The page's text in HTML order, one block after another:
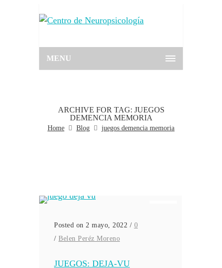
MENU
ARCHIVE FOR TAG: JUEGOS
DEMENCIA MEMORIA
Home Blog juegos demencia memoria
Posted on 2 mayo, 2022 / 0
/ Belen Peréz Moreno
JUEGOS: DEJA-VU